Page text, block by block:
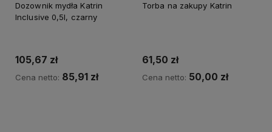
Dozownik mydła Katrin
Inclusive 0,5l, czarny
105,67 zł
Cena netto: 85,91 zł
Torba na zakupy Katrin
61,50 zł
Cena netto: 50,00 zł